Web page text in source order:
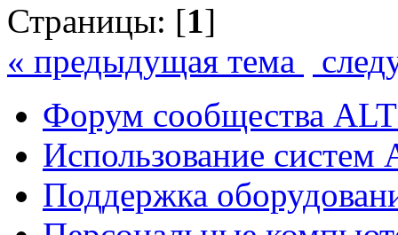
Страницы: [1]
« предыдущая тема
Форум сообщества
Использование систем
Поддержка